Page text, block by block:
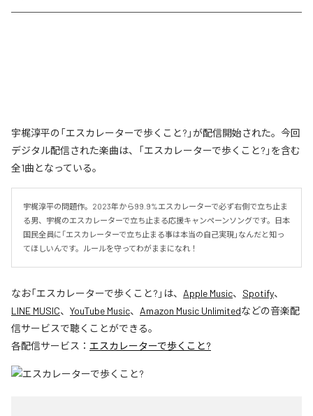
宇梶淳平の「エスカレーターで歩くこと?」が配信開始された。今回
デジタル配信された楽曲は、「エスカレーターで歩くこと?」を含む
全1曲となっている。
宇梶淳平の問題作。2023年から99.9%エスカレーターで必ず右側で立ち止ま
る男、宇梶のエスカレーターで立ち止まる応援キャンペーンソングです。日本
国民全員に「エスカレーターで立ち止まる事は本当の自己実現」なんだと知っ
てほしいんです。ルールを守ってわがままになれ！
なお「エスカレーターで歩くこと? 」は、 Apple Music、 Spotify、
LINE MUSIC、 YouTube Music、 Amazon Music Unlimitedなどの音楽配
信サービスで聴くことができる。
各配信サービス： エスカレーターで歩くこと?